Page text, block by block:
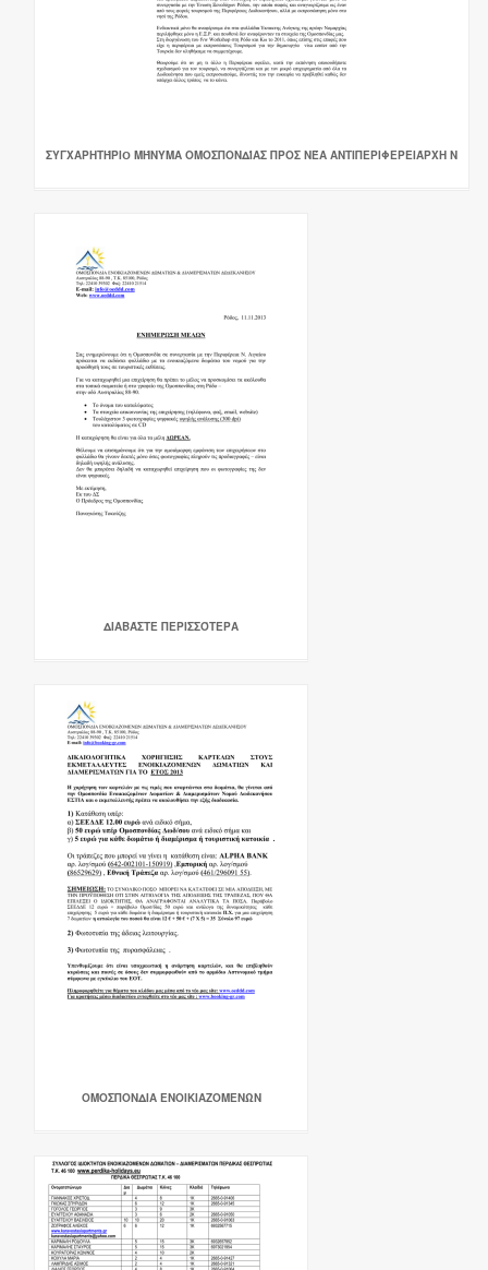
ΣΥΓΧΑΡΗΤΉΡΙO ΜΉΝΥΜΑ ΟΜΟΣΠΟΝΔΊΑΣ ΠΡΟΣ ΝΈΑ ΑΝΤΙΠΕΡΙΦΕΡΕΙΆΡΧΗ Ν
ΔΙΑΒΆΣΤΕ ΠΕΡΙΣΣΌΤΕΡΑ
ΟΜΟΣΠΟΝΔΙΑ ΕΝΟΙΚΙΑΖΟΜΕΝΩΝ